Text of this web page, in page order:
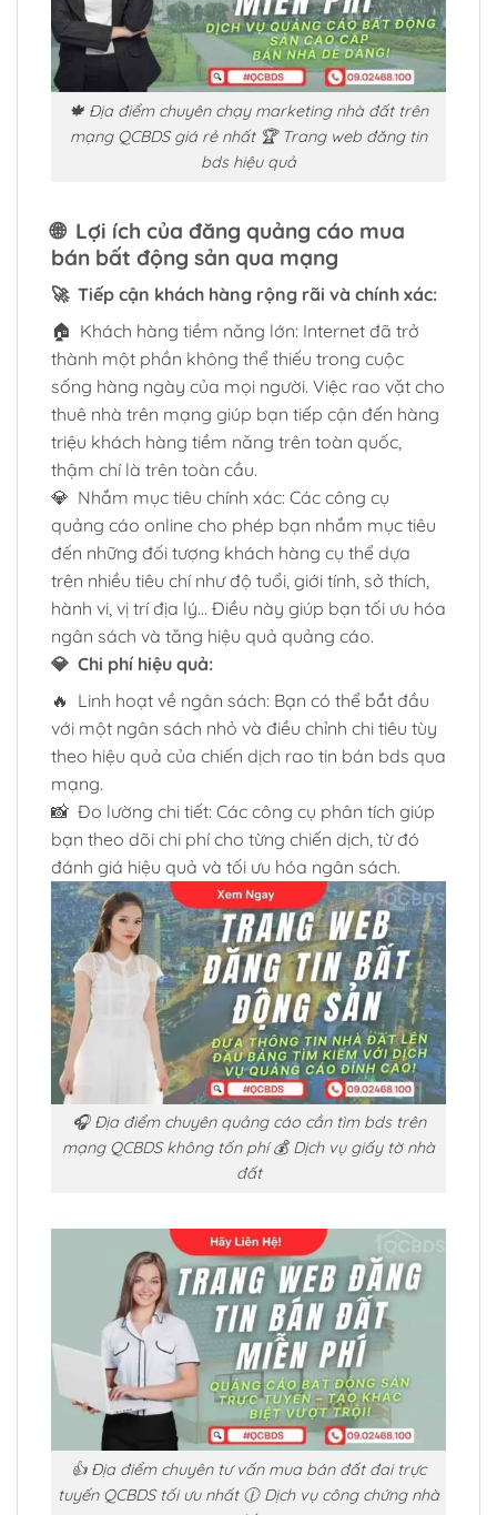
🍁 Địa điểm chuyên chạy marketing nhà đất trên
mạng QCBDS giá rẻ nhất 🏆 Trang web đăng tin
bds hiệu quả
🌐 Lợi ích của đăng quảng cáo mua
bán bất động sản qua mạng
🚀 Tiếp cận khách hàng rộng rãi và chính xác:
🏠 Khách hàng tiềm năng lớn: Internet đã trở
thành một phần không thể thiếu trong cuộc
sống hàng ngày của mọi người. Việc rao vặt cho
thuê nhà trên mạng giúp bạn tiếp cận đến hàng
triệu khách hàng tiềm năng trên toàn quốc,
thậm chí là trên toàn cầu.
💎 Nhắm mục tiêu chính xác: Các công cụ
quảng cáo online cho phép bạn nhắm mục tiêu
đến những đối tượng khách hàng cụ thể dựa
trên nhiều tiêu chí như độ tuổi, giới tính, sở thích,
hành vi, vị trí địa lý… Điều này giúp bạn tối ưu hóa
ngân sách và tăng hiệu quả quảng cáo.
💎 Chi phí hiệu quả:
🔥 Linh hoạt về ngân sách: Bạn có thể bắt đầu
với một ngân sách nhỏ và điều chỉnh chi tiêu tùy
theo hiệu quả của chiến dịch rao tin bán bds qua
mạng.
📸 Đo lường chi tiết: Các công cụ phân tích giúp
bạn theo dõi chi phí cho từng chiến dịch, từ đó
đánh giá hiệu quả và tối ưu hóa ngân sách.
🎧 Địa điểm chuyên quảng cáo cần tìm bds trên
mạng QCBDS không tốn phí 💰 Dịch vụ giấy tờ nhà
đất
👍 Địa điểm chuyên tư vấn mua bán đất đai trực
tuyến QCBDS tối ưu nhất 🕧 Dịch vụ công chứng nhà